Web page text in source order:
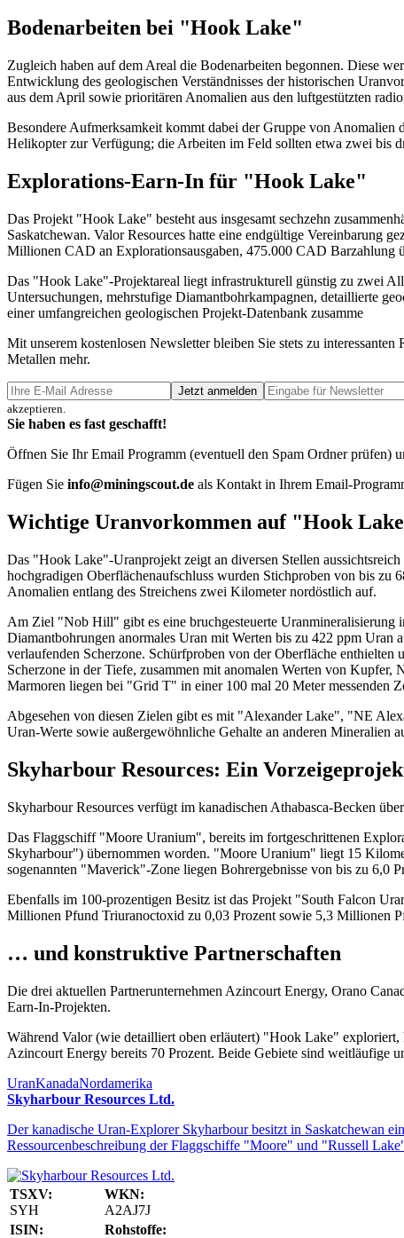
Bodenarbeiten bei "Hook Lake"
Zugleich haben auf dem Areal die Bodenarbeiten begonnen. Diese
Entwicklung des geologischen Verständnisses der historischen
aus dem April sowie prioritären Anomalien aus den luftgestützten
Besondere Aufmerksamkeit kommt dabei der Gruppe von Anomalien
Helikopter zur Verfügung; die Arbeiten im Feld sollten etwa zwei bis
Explorations-Earn-In für "Hook Lake"
Das Projekt "Hook Lake" besteht aus insgesamt sechzehn
Saskatchewan. Valor Resources hatte eine endgültige Vereinbarung
Millionen CAD an Explorationsausgaben, 475.000 CAD Barzahlung
Das "Hook Lake"-Projektareal liegt infrastrukturell günstig zu zwei
Untersuchungen, mehrstufige Diamantbohrkampagnen, detaillierte
einer umfangreichen geologischen Projekt-Datenbank zusamme
Mit unserem kostenlosen Newsletter bleiben Sie stets zu
Metallen mehr.
Jetzt anmelden
akzeptieren.
Sie haben es fast geschafft!
Öffnen Sie Ihr Email Programm (eventuell den Spam Ordner prüfen)
Fügen Sie info@miningscout.de als Kontakt in Ihrem Email-
Wichtige Uranvorkommen auf "Hook
Das "Hook Lake"-Uranprojekt zeigt an diversen Stellen
hochgradigen Oberflächenaufschluss wurden Stichproben von bis zu
Anomalien entlang des Streichens zwei Kilometer nordöstlich auf.
Am Ziel "Nob Hill" gibt es eine bruchgesteuerte Uranmineralisierung
Diamantbohrungen anormales Uran mit Werten bis zu 422 ppm
verlaufenden Scherzone. Schürfproben von der Oberfläche
Scherzone in der Tiefe, zusammen mit anomalen Werten von
Marmoren liegen bei "Grid T" in einer 100 mal 20 Meter messenden
Abgesehen von diesen Zielen gibt es mit "Alexander Lake", "NE
Uran-Werte sowie außergewöhnliche Gehalte an anderen Mineralien
Skyharbour Resources: Ein
Skyharbour Resources verfügt im kanadischen Athabasca-Becken
Das Flaggschiff "Moore Uranium", bereits im fortgeschrittenen
Skyharbour") übernommen worden. "Moore Uranium" liegt 15
sogenannten "Maverick"-Zone liegen Bohrergebnisse von bis zu 6,0
Ebenfalls im 100-prozentigen Besitz ist das Projekt "South Falcon
Millionen Pfund Triuranoctoxid zu 0,03 Prozent sowie 5,3 Millionen
… und konstruktive Partnerschaften
Die drei aktuellen Partnerunternehmen Azincourt Energy, Orano
Earn-In-Projekten.
Während Valor (wie detailliert oben erläutert) "Hook Lake"
Azincourt Energy bereits 70 Prozent. Beide Gebiete sind
UranKanadaNordamerika
Skyharbour Resources Ltd.
Der kanadische Uran-Explorer Skyharbour besitzt in Saskatchewan
Ressourcenbeschreibung der Flaggschiffe "Moore" und "Russell
TSXV:
SYH
WKN:
A2AJ7J
ISIN:
Rohstoffe: